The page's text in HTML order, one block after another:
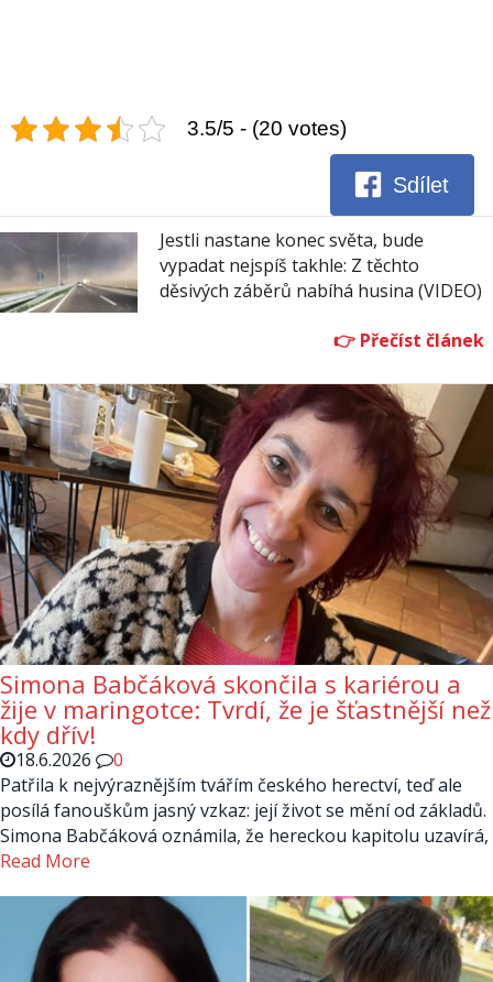
3.5/5 - (20 votes)
Sdílet
Jestli nastane konec světa, bude
vypadat nejspíš takhle: Z těchto
děsivých záběrů nabíhá husina (VIDEO)
Simona Babčáková skončila s kariérou a
žije v maringotce: Tvrdí, že je šťastnější než
kdy dřív!
18.6.2026
0
Patřila k nejvýraznějším tvářím českého herectví, teď ale
posílá fanouškům jasný vzkaz: její život se mění od základů.
Simona Babčáková oznámila, že hereckou kapitolu uzavírá,
Read More